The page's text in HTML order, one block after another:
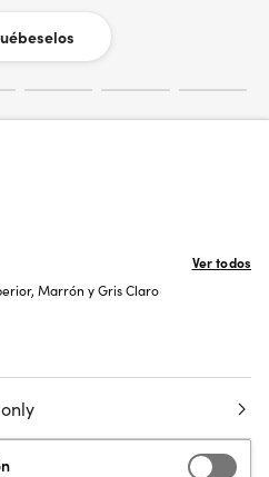
Ver todos
Marrón y Gris Claro